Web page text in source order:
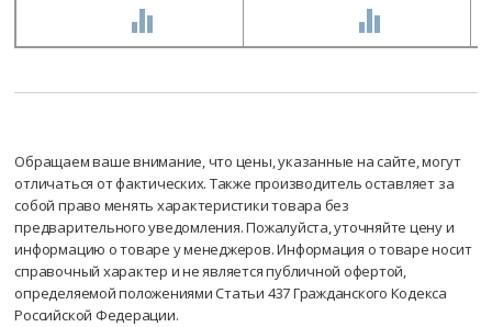
Обращаем ваше внимание, что цены, указанные на сайте, могут
отличаться от фактических. Также производитель оставляет за
собой право менять характеристики товара без
предварительного уведомления. Пожалуйста, уточняйте цену и
информацию о товаре у менеджеров. Информация о товаре носит
справочный характер и не является публичной офертой,
определяемой положениями Статьи 437 Гражданского Кодекса
Российской Федерации.